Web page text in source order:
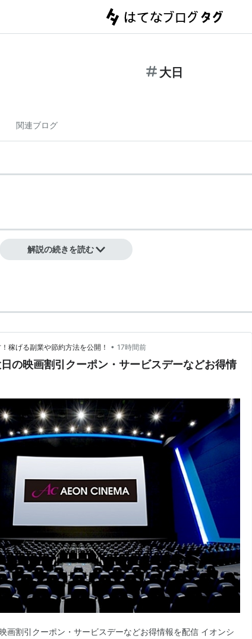
大日
関連ブログ
解説の続きを読む
稼げる副業や節約方法を公開！ • 17時間前
の映画割引クーポン・サービスデーなどお得情
画割引クーポン・サービスデーなどお得情報を配信 イオンシ